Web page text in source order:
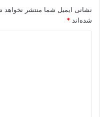
نشانی ایمیل شما منتشر نخواهد
شده‌اند *